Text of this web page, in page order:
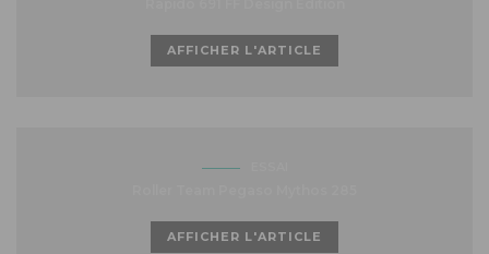
AFFICHER L'ARTICLE
AFFICHER L'ARTICLE